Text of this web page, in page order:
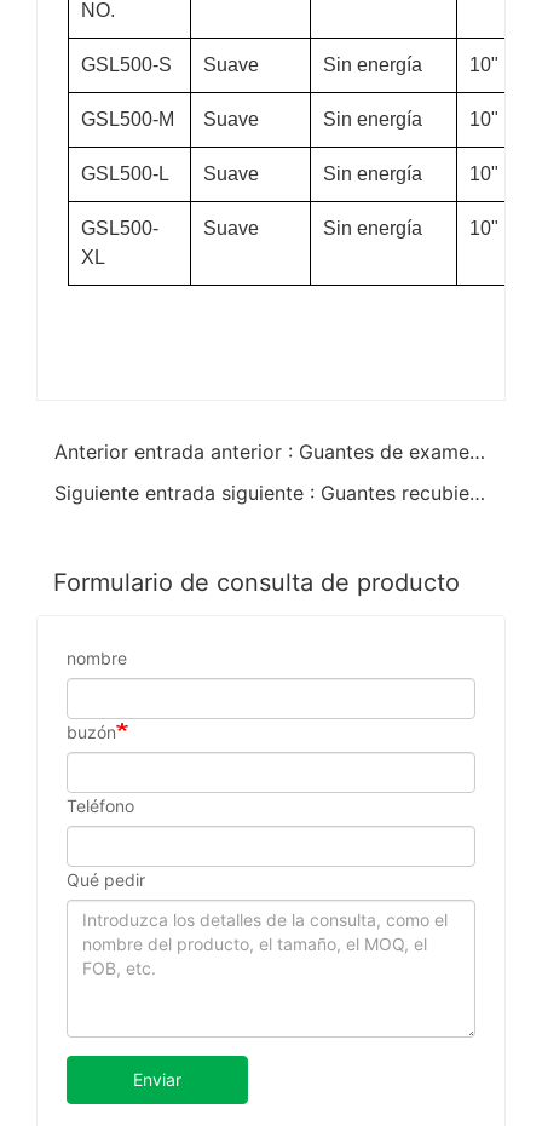
NO.
GSL500-S Suave Sin energía 10"
GSL500-M Suave Sin energía 10"
GSL500-L Suave Sin energía 10"
GSL500-
XL
Suave Sin energía 10"
Anterior entrada anterior : Guantes de examen desechables de látex
Siguiente entrada siguiente : Guantes recubiertos de palma de látex
Formulario de consulta de producto
nombre
buzón
Teléfono
Qué pedir
Enviar